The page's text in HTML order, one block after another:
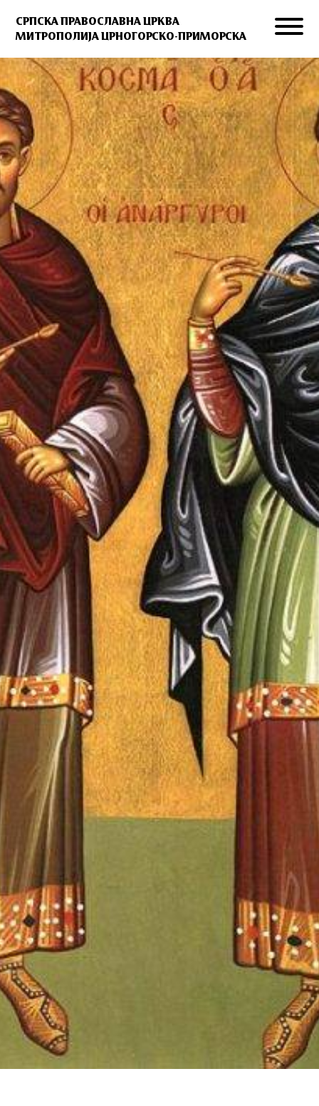
СРПСКА ПРАВОСЛАВНА ЦРКВА
МИТРОПОЛИЈА ЦРНОГОРСКО-ПРИМОРСКА